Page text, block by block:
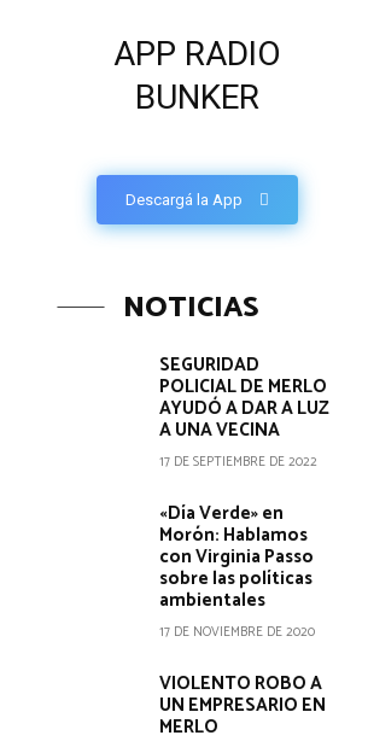
APP RADIO
BUNKER
Descargá la App
NOTICIAS
SEGURIDAD
POLICIAL DE MERLO
AYUDÓ A DAR A LUZ
A UNA VECINA
17 DE SEPTIEMBRE DE 2022
«Día Verde» en
Morón: Hablamos
con Virginia Passo
sobre las políticas
ambientales
17 DE NOVIEMBRE DE 2020
VIOLENTO ROBO A
UN EMPRESARIO EN
MERLO